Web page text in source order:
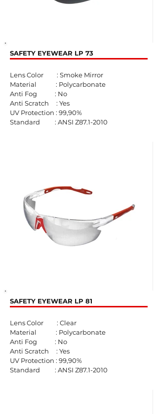
SAFETY EYEWEAR LP 73
Lens Color : Smoke Mirror
Material : Polycarbonate
Anti Fog : No
Anti Scratch : Yes
UV Protection : 99,90%
Standard : ANSI Z87.1-2010​
SAFETY EYEWEAR LP 81
Lens Color : Clear
Material : Polycarbonate
Anti Fog : No
Anti Scratch : Yes
UV Protection : 99,90%
Standard : ANSI Z87.1-2010​